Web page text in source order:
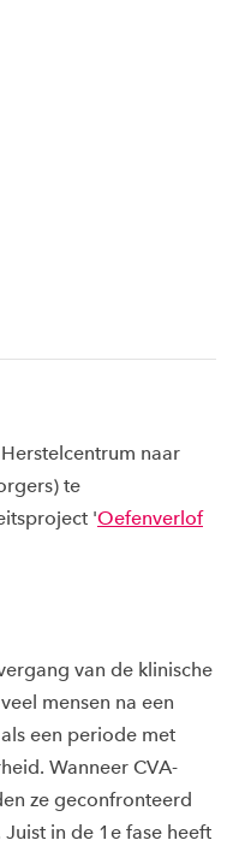
naar
te
'Oefenverlof
van de klinische
mensen na een
een periode met
Wanneer CVA-
ze geconfronteerd
in de 1e fase heeft